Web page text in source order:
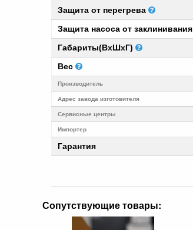
Защита от перегрева
Защита насоса от заклинивания
Габариты(ВхШхГ)
Вес
Производитель
Адрес завода изготовителя
Cервисные центры
Импортер
Гарантия
Сопутствующие товары: